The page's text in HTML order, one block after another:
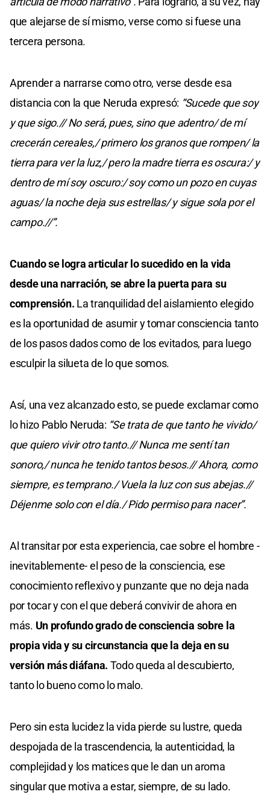
que alejarse de sí mismo, verse como si fuese una
tercera persona.
Aprender a narrarse como otro, verse desde esa
distancia con la que Neruda expresó: “Sucede que soy
y que sigo.// No será, pues, sino que adentro/ de mí
crecerán cereales,/ primero los granos que rompen/ la
tierra para ver la luz,/ pero la madre tierra es oscura:/ y
dentro de mí soy oscuro:/ soy como un pozo en cuyas
aguas/ la noche deja sus estrellas/ y sigue sola por el
campo.//”.
Cuando se logra articular lo sucedido en la vida
desde una narración, se abre la puerta para su
comprensión. La tranquilidad del aislamiento elegido
es la oportunidad de asumir y tomar consciencia tanto
de los pasos dados como de los evitados, para luego
esculpir la silueta de lo que somos.
Así, una vez alcanzado esto, se puede exclamar como
lo hizo Pablo Neruda: “Se trata de que tanto he vivido/
que quiero vivir otro tanto.// Nunca me sentí tan
sonoro,/ nunca he tenido tantos besos.// Ahora, como
siempre, es temprano./ Vuela la luz con sus abejas.//
Déjenme solo con el día./ Pido permiso para nacer”.
Al transitar por esta experiencia, cae sobre el hombre -
inevitablemente- el peso de la consciencia, ese
conocimiento reflexivo y punzante que no deja nada
por tocar y con el que deberá convivir de ahora en
más. Un profundo grado de consciencia sobre la
propia vida y su circunstancia que la deja en su
versión más diáfana. Todo queda al descubierto,
tanto lo bueno como lo malo.
Pero sin esta lucidez la vida pierde su lustre, queda
despojada de la trascendencia, la autenticidad, la
complejidad y los matices que le dan un aroma
singular que motiva a estar, siempre, de su lado.